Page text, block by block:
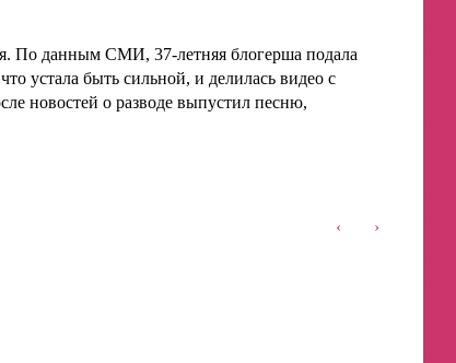
По данным СМИ, 37-летняя блогерша подала
устала быть сильной, и делилась видео с
новостей о разводе выпустил песню,
‹ ›